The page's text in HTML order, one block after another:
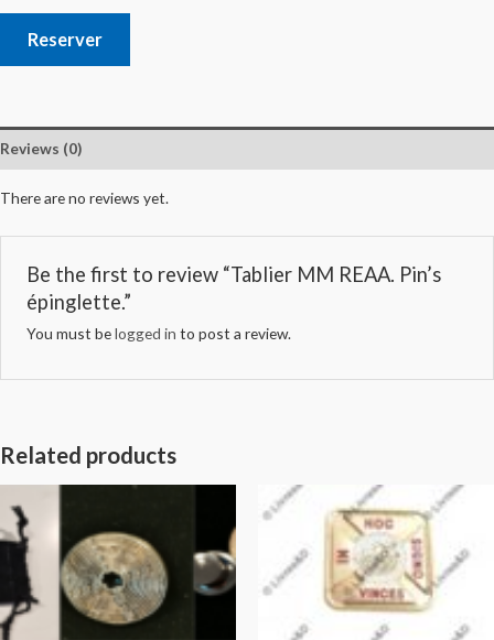
Reserver
Reviews (0)
There are no reviews yet.
Be the first to review “Tablier MM REAA. Pin’s
épinglette.”
You must belogged in to post a review.
Related products